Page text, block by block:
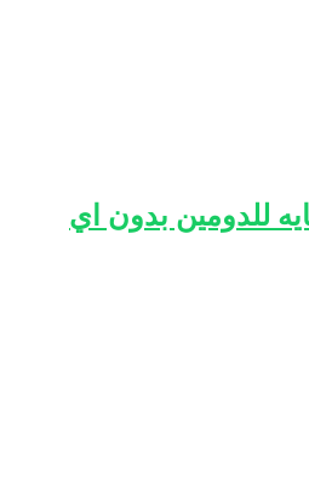
للدومين بدون اي